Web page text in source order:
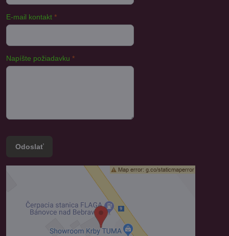
E-mail kontakt *
Napíšte požiadavku *
Odoslať